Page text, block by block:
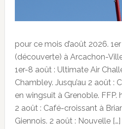
pour ce mois d’août 2026.
(découverte) à Arcachon-
1er-8 août : Ultimate Air
Chambley. Jusqu’au 2 août :
en wingsuit à Grenoble.
2 août : Café-croissant à
Giennois. 2 août : Nouvelle […]